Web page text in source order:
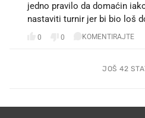
jedno pravilo da domaćin
nastaviti turnir jer bi bio loš
0 0 KOMENTIRAJTE
JOŠ 42